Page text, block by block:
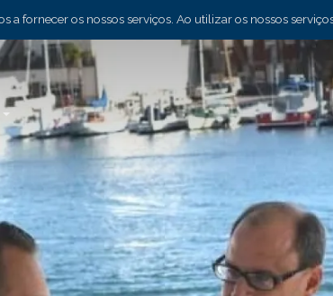
a fornecer os nossos serviços. Ao utilizar os nossos